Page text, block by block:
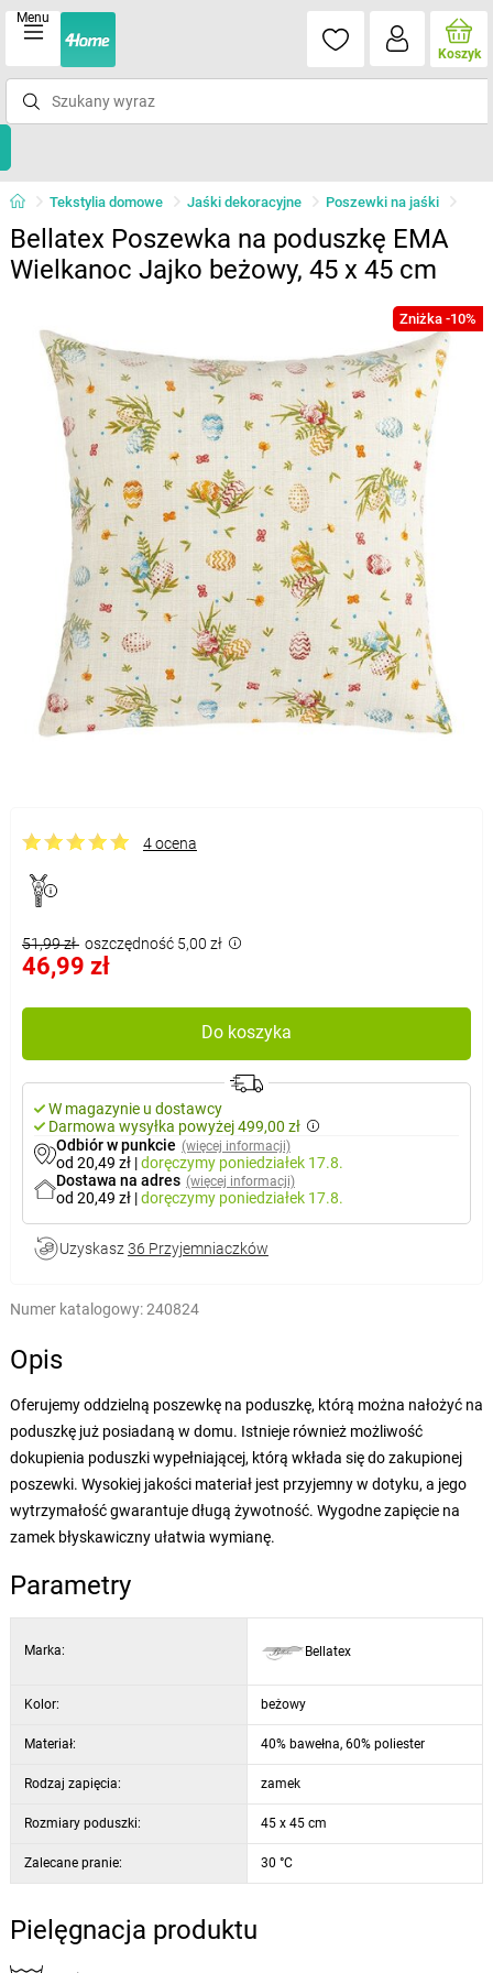
Menu
Koszyk
Tekstylia domowe Jaśki dekoracyjne Poszewki na jaśki
Bellatex Poszewka na poduszkę EMA
Wielkanoc Jajko beżowy, 45 x 45 cm
Zniżka -10%
4 ocena
51,99 zł oszczędność 5,00 zł
46,99 zł
Do koszyka
W magazynie u dostawcy
Darmowa wysyłka powyżej 499,00 zł
Odbiór w punkcie (więcej informacji)
od 20,49 zł |doręczymy poniedziałek 17.8.
Dostawa na adres (więcej informacji)
od 20,49 zł |doręczymy poniedziałek 17.8.
Uzyskasz 36 Przyjemniaczków
Numer katalogowy:240824
Opis
Oferujemy oddzielną poszewkę na poduszkę, którą można nałożyć na
poduszkę już posiadaną w domu. Istnieje również możliwość
dokupienia poduszki wypełniającej, którą wkłada się do zakupionej
poszewki. Wysokiej jakości materiał jest przyjemny w dotyku, a jego
wytrzymałość gwarantuje długą żywotność. Wygodne zapięcie na
zamek błyskawiczny ułatwia wymianę.
Parametry
Marka: Bellatex
Kolor: beżowy
Materiał: 40% bawełna, 60% poliester
Rodzaj zapięcia: zamek
Rozmiary poduszki: 45 x 45 cm
Zalecane pranie: 30 °C
Pielęgnacja produktu